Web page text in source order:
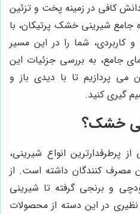
کافی در زمینه پخت و تزئین
شیرینی خشک پرتیکان، با
کاربردی، شما را در این مسیر
جامع، به بررسی جزئیات این
می پردازیم تا با دیدی باز و
گیری کنید.
خشک؟
پرطرفدارترین انواع شیرینی،
مصرف کنندگان داشته است. از
و برنجی گرفته تا شیرینی
در این دسته از محصولات